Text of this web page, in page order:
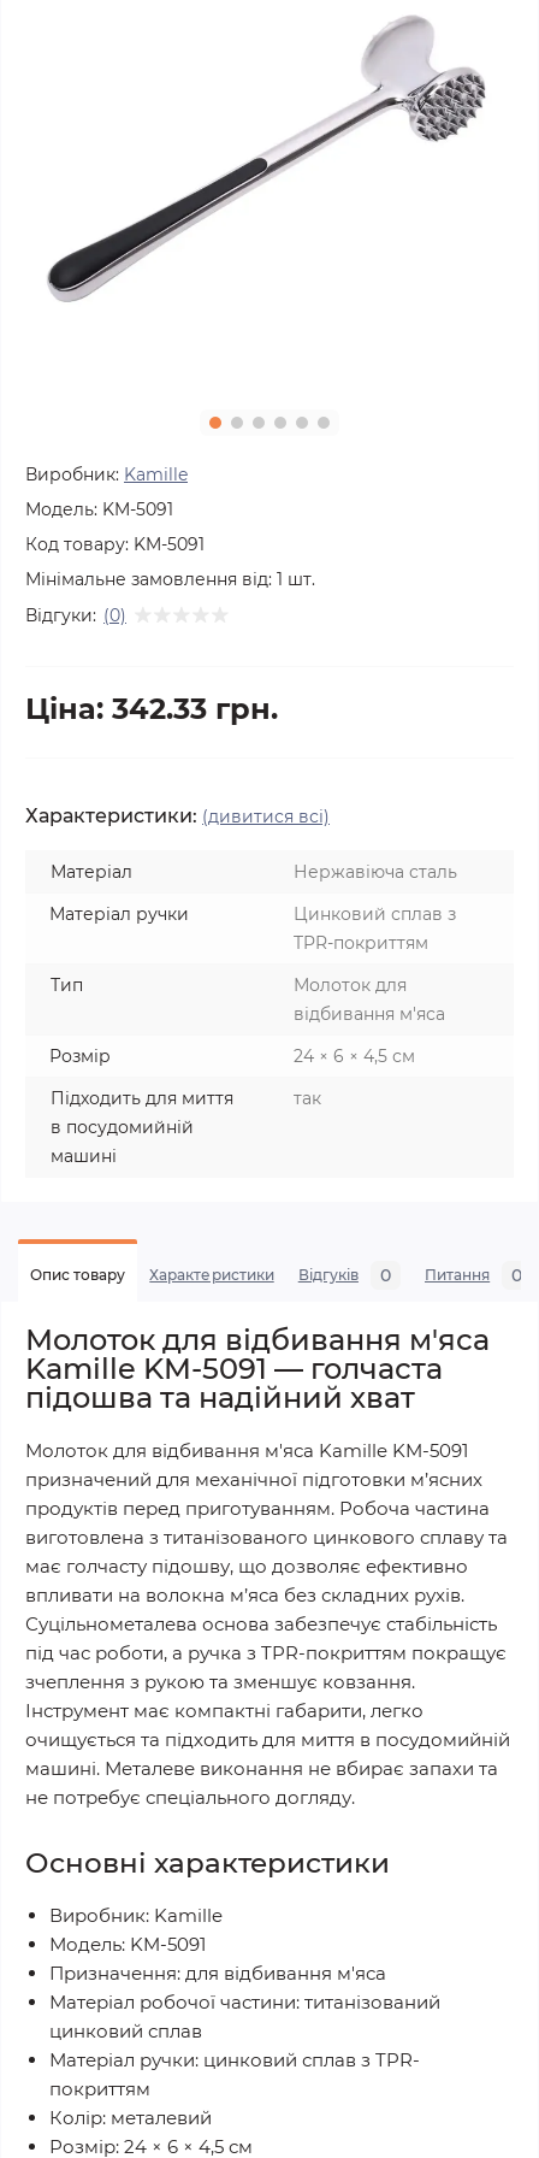
Виробник: Kamille
Модель: KM-5091
Код товару: KM-5091
Мінімальне замовлення від: 1 шт.
Відгуки: (0)
Ціна: 342.33 грн.
Характеристики: (дивитися всі)
Матеріал
Нержавіюча сталь
Матеріал ручки
Цинковий сплав з
TPR-покриттям
Тип
Молоток для
відбивання м'яса
Розмір
24 × 6 × 4,5 см
Підходить для миття
в посудомийній
машині
так
Опис товару Характеристики Відгуків 0 Питання 0
Молоток для відбивання м'яса
Kamille KM-5091 — голчаста
підошва та надійний хват
Молоток для відбивання м'яса Kamille KM-5091
призначений для механічної підготовки м’ясних
продуктів перед приготуванням. Робоча частина
виготовлена з титанізованого цинкового сплаву та
має голчасту підошву, що дозволяє ефективно
впливати на волокна м’яса без складних рухів.
Суцільнометалева основа забезпечує стабільність
під час роботи, а ручка з TPR-покриттям покращує
зчеплення з рукою та зменшує ковзання.
Інструмент має компактні габарити, легко
очищується та підходить для миття в посудомийній
машині. Металеве виконання не вбирає запахи та
не потребує спеціального догляду.
Основні характеристики
Виробник: Kamille
Модель: KM-5091
Призначення: для відбивання м'яса
Матеріал робочої частини: титанізований
цинковий сплав
Матеріал ручки: цинковий сплав з TPR-
покриттям
Колір: металевий
Розмір: 24 × 6 × 4,5 см